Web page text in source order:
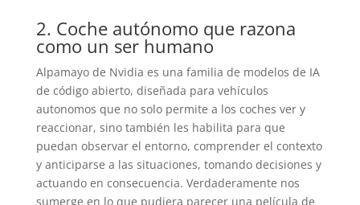
2. Coche autónomo que razona
como un ser humano
Alpamayo de Nvidia es una familia de modelos de IA
de código abierto, diseñada para vehículos
autonomos que no solo permite a los coches ver y
reaccionar, sino también les habilita para que
puedan observar el entorno, comprender el contexto
y anticiparse a las situaciones, tomando decisiones y
actuando en consecuencia. Verdaderamente nos
sumerge en lo que pudiera parecer una película de